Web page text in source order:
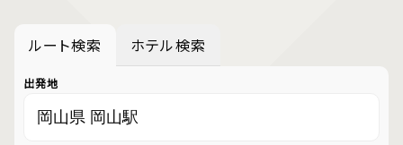
ルート検索 ホテル検索
出発地